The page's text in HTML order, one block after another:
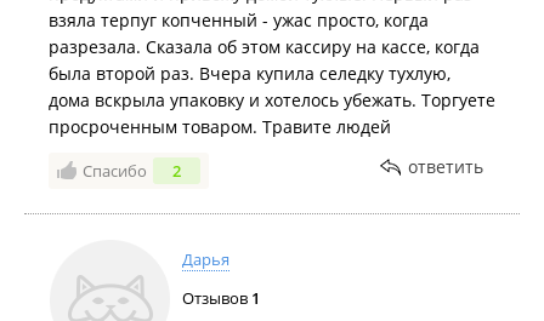
взяла терпуг копченный - ужас просто, когда
разрезала. Сказала об этом кассиру на кассе, когда
была второй раз. Вчера купила селедку тухлую,
дома вскрыла упаковку и хотелось убежать. Торгуете
просроченным товаром. Травите людей
Спасибо 2 ответить
Дарья
Отзывов 1